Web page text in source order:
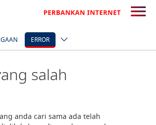
ERROR
salah
anda cari sama ada telah